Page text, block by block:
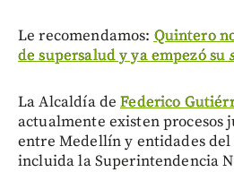
Le recomendamos: Quintero
de supersalud y ya empezó su
La Alcaldía deFederico
actualmente existen procesos
entre Medellín y entidades
incluida la Superintendencia